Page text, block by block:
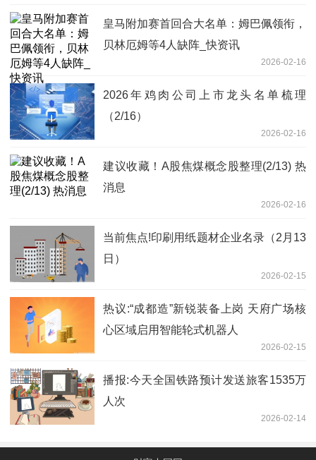
皇马附加赛首回合大名单：姆巴佩领衔，
贝林厄姆等4人缺阵_快资讯
2026-02-16
2026年鸡肉公司上市龙头名单梳理
（2/16）
2026-02-16
建议收藏！A股焦煤概念股整理(2/13) 热
消息
2026-02-16
当前焦点!印刷用纸题材企业名录（2月13
日）
2026-02-15
热议:“成都造”新锐装备上岗 天府广场核
心区域启用智能轮式机器人
2026-02-15
播报:今天全国铁路预计发送旅客1535万
人次
2026-02-14